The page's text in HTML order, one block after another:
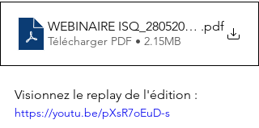
WEBINAIRE ISQ_28052026_VDEF
.pdf
Télécharger PDF • 2.15MB
Visionnez le replay de l'édition :
https://youtu.be/pXsR7oEuD-s